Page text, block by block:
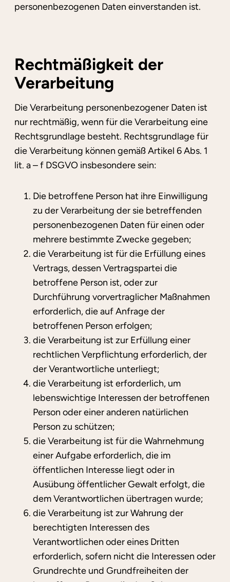
personenbezogenen Daten einverstanden ist.
Rechtmäßigkeit der
Verarbeitung
Die Verarbeitung personenbezogener Daten ist
nur rechtmäßig, wenn für die Verarbeitung eine
Rechtsgrundlage besteht. Rechtsgrundlage für
die Verarbeitung können gemäß Artikel 6 Abs. 1
lit. a – f DSGVO insbesondere sein:
Die betroffene Person hat ihre Einwilligung
zu der Verarbeitung der sie betreffenden
personenbezogenen Daten für einen oder
mehrere bestimmte Zwecke gegeben;
die Verarbeitung ist für die Erfüllung eines
Vertrags, dessen Vertragspartei die
betroffene Person ist, oder zur
Durchführung vorvertraglicher Maßnahmen
erforderlich, die auf Anfrage der
betroffenen Person erfolgen;
die Verarbeitung ist zur Erfüllung einer
rechtlichen Verpflichtung erforderlich, der
der Verantwortliche unterliegt;
die Verarbeitung ist erforderlich, um
lebenswichtige Interessen der betroffenen
Person oder einer anderen natürlichen
Person zu schützen;
die Verarbeitung ist für die Wahrnehmung
einer Aufgabe erforderlich, die im
öffentlichen Interesse liegt oder in
Ausübung öffentlicher Gewalt erfolgt, die
dem Verantwortlichen übertragen wurde;
die Verarbeitung ist zur Wahrung der
berechtigten Interessen des
Verantwortlichen oder eines Dritten
erforderlich, sofern nicht die Interessen oder
Grundrechte und Grundfreiheiten der